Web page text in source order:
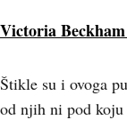
Victoria
Štikle su i ovoga
od njih ni pod koju